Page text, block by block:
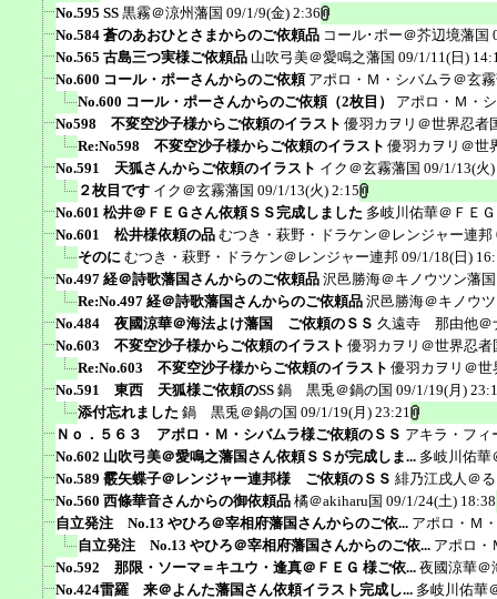
No.595 SS 黒霧＠涼州藩国 09/1/9(金) 2:36
No.584 蒼のあおひとさまからのご依頼品 コール･ポー＠芥辺境藩国
No.565 古島三つ実様ご依頼品 山吹弓美＠愛鳴之藩国 09/1/11(日)
No.600 コール・ポーさんからのご依頼 アポロ・Ｍ・シバムラ＠玄
No.600 コール・ポーさんからのご依頼（2枚目）
アポロ・Ｍ・
No598 不変空沙子様からご依頼のイラスト 優羽カヲリ＠世界忍者
Re:No598 不変空沙子様からご依頼のイラスト 優羽カヲリ＠世
No.591 天狐さんからご依頼のイラスト イク＠玄霧藩国 09/1/13(火
２枚目です イク＠玄霧藩国 09/1/13(火) 2:15
No.601 松井＠ＦＥＧさん依頼ＳＳ完成しました 多岐川佑華＠ＦＥＧ
No.601 松井様依頼の品 むつき・萩野・ドラケン＠レンジャー連邦
そのに むつき・萩野・ドラケン＠レンジャー連邦 09/1/18(日)
No.497 経＠詩歌藩国さんからのご依頼品 沢邑勝海＠キノウツン藩国
Re:No.497 経＠詩歌藩国さんからのご依頼品 沢邑勝海＠キノウ
No.484 夜國涼華＠海法よけ藩国 ご依頼のＳＳ 久遠寺 那由他＠
No.603 不変空沙子様からご依頼のイラスト 優羽カヲリ＠世界忍者
Re:No.603 不変空沙子様からご依頼のイラスト 優羽カヲリ＠世
No.591 東西 天狐様ご依頼のSS 鍋 黒兎＠鍋の国 09/1/19(月)
添付忘れました 鍋 黒兎＠鍋の国 09/1/19(月) 23:21
Ｎｏ．５６３ アポロ・Ｍ・シバムラ様ご依頼のＳＳ アキラ・フィ
No.602 山吹弓美＠愛鳴之藩国さん依頼ＳＳが完成しま... 多岐川佑華
No.589 霰矢蝶子＠レンジャー連邦様 ご依頼のＳＳ 緋乃江戌人＠
No.560 西條華音さんからの御依頼品 橘＠akiharu国 09/1/24(土) 18:38
自立発注 No.13 やひろ＠宰相府藩国さんからのご依... アポロ・Ｍ
自立発注 No.13 やひろ＠宰相府藩国さんからのご依... アポロ・
No.592 那限・ソーマ＝キユウ・逢真＠ＦＥＧ 様ご依... 夜國涼華＠
No.424雷羅 来＠よんた藩国さん依頼イラスト完成し... 多岐川佑華